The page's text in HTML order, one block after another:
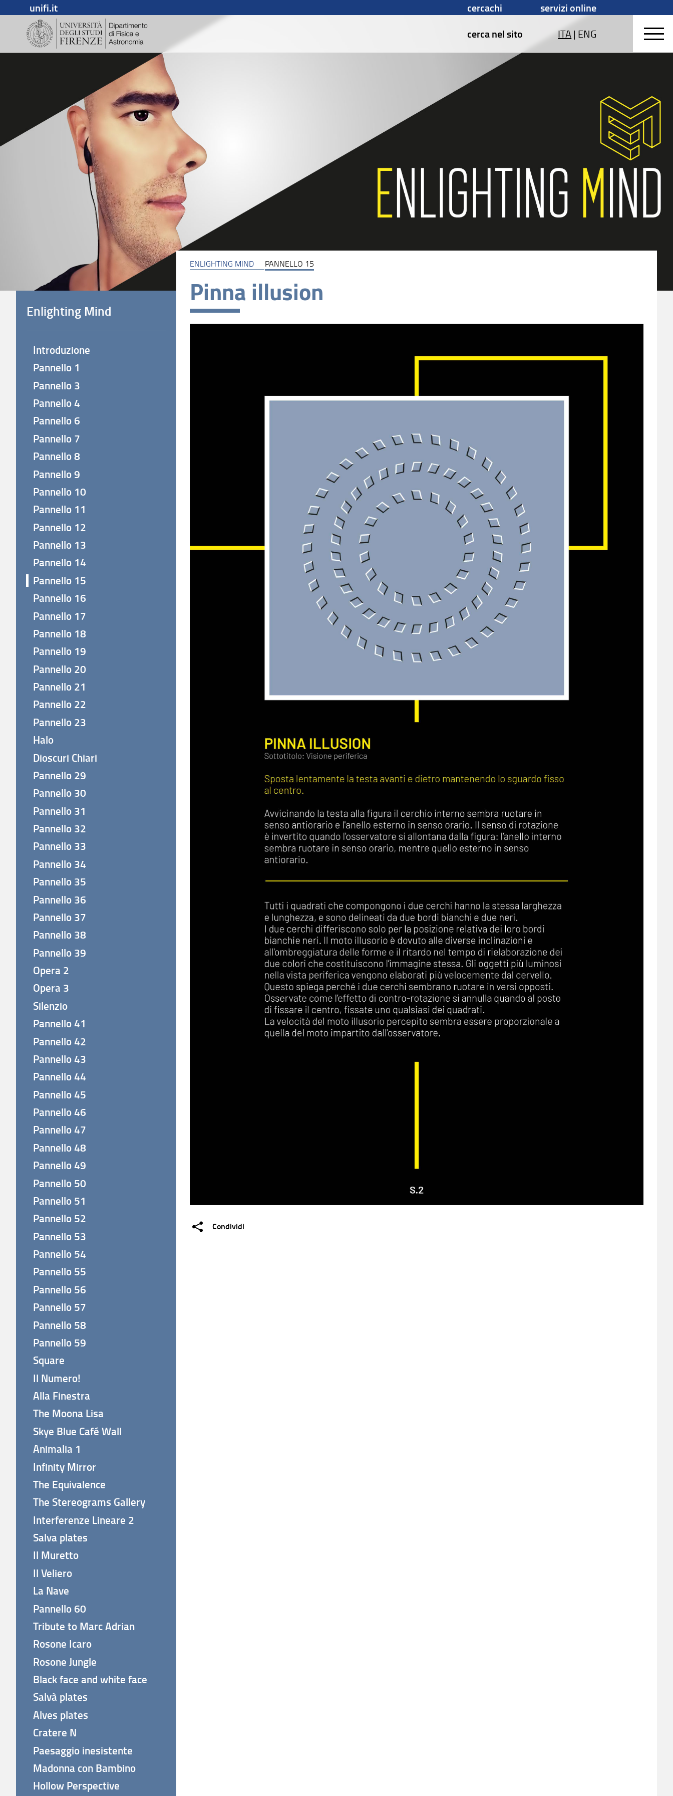
unifi.it cercachi
servizi online
cerca nel sito
ITA| ENG
ENLIGHTING MIND PANNELLO 15
Pinna illusion
Condividi
Enlighting Mind
Introduzione
Pannello 1
Pannello 3
Pannello 4
Pannello 6
Pannello 7
Pannello 8
Pannello 9
Pannello 10
Pannello 11
Pannello 12
Pannello 13
Pannello 14
Pannello 15
Pannello 16
Pannello 17
Pannello 18
Pannello 19
Pannello 20
Pannello 21
Pannello 22
Pannello 23
Halo
Dioscuri Chiari
Pannello 29
Pannello 30
Pannello 31
Pannello 32
Pannello 33
Pannello 34
Pannello 35
Pannello 36
Pannello 37
Pannello 38
Pannello 39
Opera 2
Opera 3
Silenzio
Pannello 41
Pannello 42
Pannello 43
Pannello 44
Pannello 45
Pannello 46
Pannello 47
Pannello 48
Pannello 49
Pannello 50
Pannello 51
Pannello 52
Pannello 53
Pannello 54
Pannello 55
Pannello 56
Pannello 57
Pannello 58
Pannello 59
Square
Il Numero!
Alla Finestra
The Moona Lisa
Skye Blue Café Wall
Animalia 1
Infinity Mirror
The Equivalence
The Stereograms Gallery
Interferenze Lineare 2
Salva plates
Il Muretto
Il Veliero
La Nave
Pannello 60
Tribute to Marc Adrian
Rosone Icaro
Rosone Jungle
Black face and white face
Salvà plates
Alves plates
Cratere N
Paesaggio inesistente
Madonna con Bambino
Hollow Perspective